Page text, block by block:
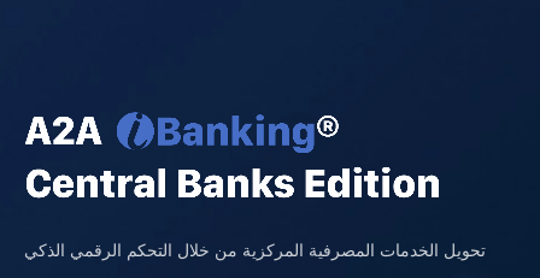
تحويل الخدمات المصرفية المركزية من خلال التحكم الرقمي الذكي